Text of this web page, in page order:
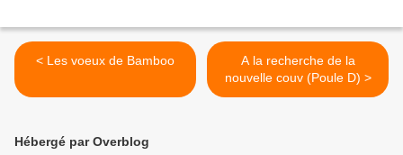
< Les voeux de Bamboo
A la recherche de la
nouvelle couv (Poule D) >
Hébergé par Overblog